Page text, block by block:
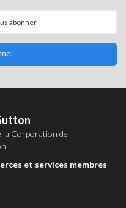
la Corporation de
.
et services membres